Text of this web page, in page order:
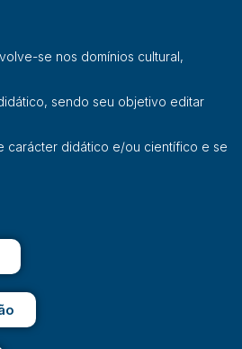
se nos domínios cultural,
sendo seu objetivo editar
carácter didático e/ou científico e se